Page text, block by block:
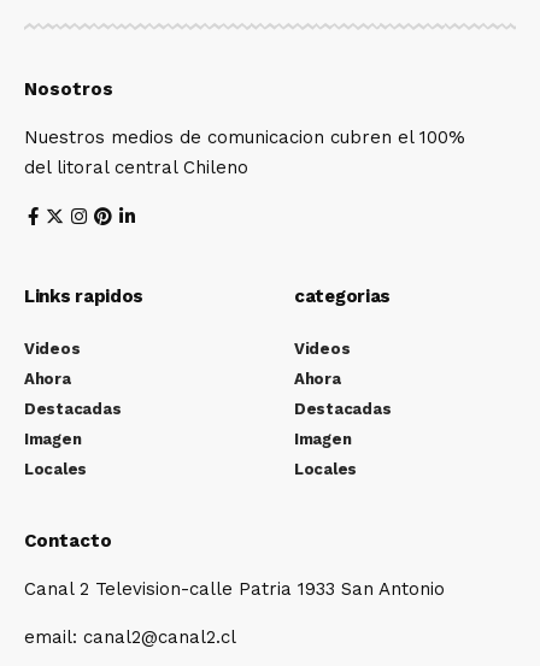
Nosotros
Nuestros medios de comunicacion cubren el 100%
del litoral central Chileno
Links rapidos
Videos
Ahora
Destacadas
Imagen
Locales
categorias
Videos
Ahora
Destacadas
Imagen
Locales
Contacto
Canal 2 Television-calle Patria 1933 San Antonio
email: canal2@canal2.cl